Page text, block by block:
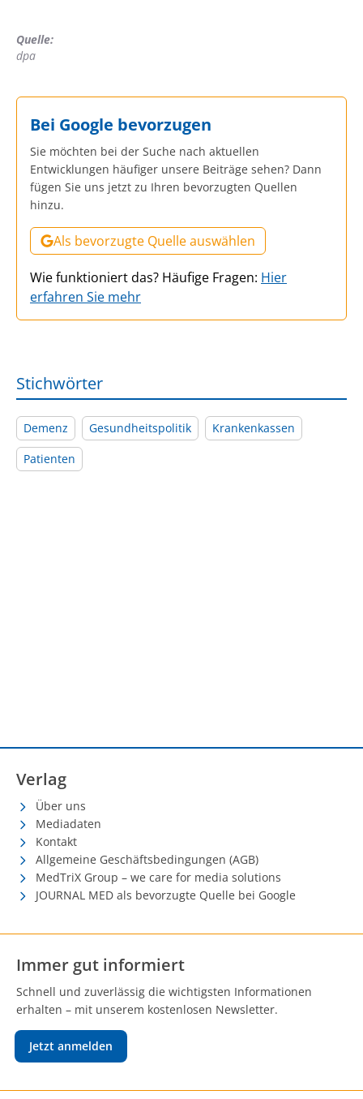
Quelle:
dpa
Bei Google bevorzugen
Sie möchten bei der Suche nach aktuellen
Entwicklungen häufiger unsere Beiträge sehen? Dann
fügen Sie uns jetzt zu Ihren bevorzugten Quellen
hinzu.
Als bevorzugte Quelle auswählen
Wie funktioniert das? Häufige Fragen: Hier
erfahren Sie mehr
Stichwörter
Demenz Gesundheitspolitik
Krankenkassen
Patienten
Verlag
Über uns
Mediadaten
Kontakt
Allgemeine Geschäftsbedingungen (AGB)
MedTriX Group – we care for media solutions
JOURNAL MED als bevorzugte Quelle bei Google
Immer gut informiert
Schnell und zuverlässig die wichtigsten Informationen
erhalten – mit unserem kostenlosen Newsletter.
Jetzt anmelden